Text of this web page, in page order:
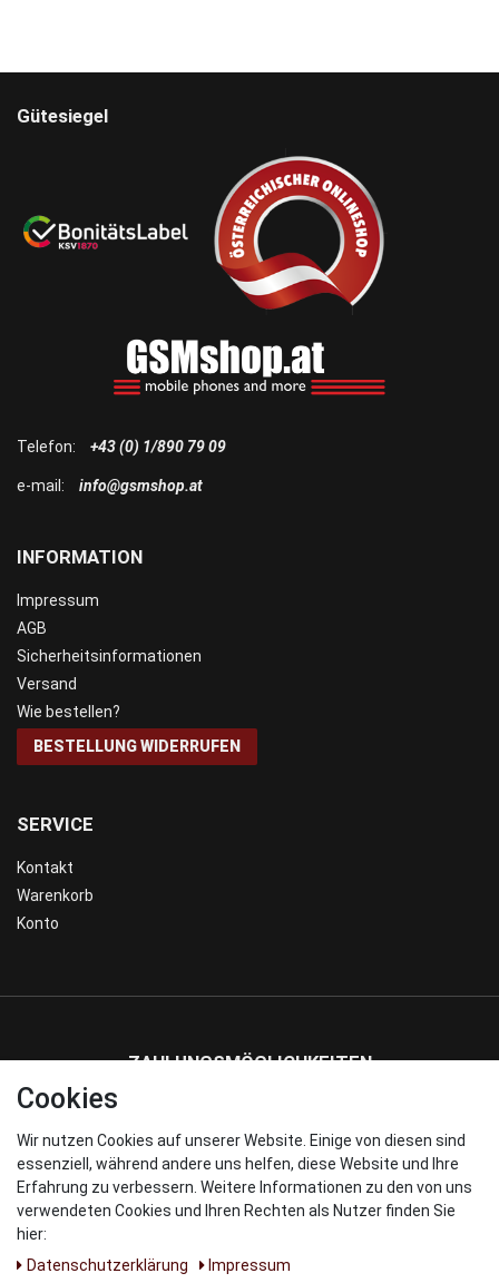
SERVICE
Kontakt
Warenkorb
Konto
INFORMATION
Impressum
AGB
Sicherheitsinformationen
Versand
Wie bestellen?
BESTELLUNG WIDERRUFEN
Telefon: +43 (0) 1/890 79 09
e-mail: info@gsmshop.at
Gütesiegel
ZAHLUNGSMÖGLICHKEITEN
WIR VERSENDEN MIT
Cookies
Wir nutzen Cookies auf unserer Website. Einige von diesen sind
essenziell, während andere uns helfen, diese Website und Ihre
Erfahrung zu verbessern. Weitere Informationen zu den von uns
verwendeten Cookies und Ihren Rechten als Nutzer finden Sie
hier:
Daten­schutz­erklärung
Impressum